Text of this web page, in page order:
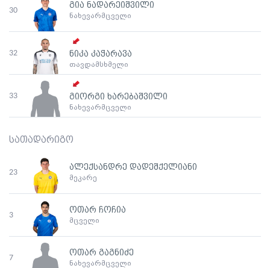
30
გია ნადარეიშვილი
ნახევარმცველი
32 ნიკა კაჭარავა
თავდამსხმელი
33 გიორგი ხარებაშვილი
ნახევარმცველი
სათადარიგო
23
ალექსანდრე დადეშქელიანი
მეკარე
3
ოთარ ჩოჩია
მცველი
7
ოთარ გაგნიძე
ნახევარმცველი